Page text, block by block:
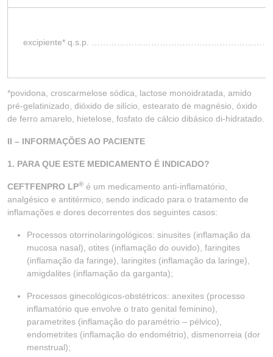
excipiente* q.s.p.
*povidona, croscarmelose sódica, lactose monoidratada, amido
pré-gelatinizado, dióxido de silício, estearato de magnésio, óxido
de ferro amarelo, hietelose, fosfato de cálcio dibásico di-hidratado.
II – INFORMAÇÕES AO PACIENTE
1. PARA QUE ESTE MEDICAMENTO É INDICADO?
CEFTFENPRO LP® é um medicamento anti-inflamatório,
analgésico e antitérmico, sendo indicado para o tratamento de
inflamações e dores decorrentes dos seguintes casos:
Processos otorrinolaringológicos: sinusites (inflamação da
mucosa nasal), otites (inflamação do ouvido), faringites
(inflamação da faringe), laringites (inflamação da laringe),
amigdalites (inflamação da garganta);
Processos ginecológicos-obstétricos: anexites (processo
inflamatório que envolve o trato genital feminino),
parametrites (inflamação do paramétrio – pélvico),
endometrites (inflamação do endométrio), dismenorreia (dor
menstrual);